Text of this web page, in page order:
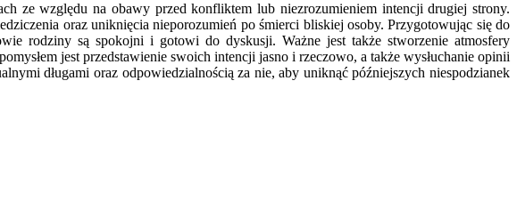
ze względu na obawy przed konfliktem lub niezrozumieniem intencji drugiej strony.
oraz uniknięcia nieporozumień po śmierci bliskiej osoby. Przygotowując się do
rodziny są spokojni i gotowi do dyskusji. Ważne jest także stworzenie atmosfery
jest przedstawienie swoich intencji jasno i rzeczowo, a także wysłuchanie opinii
długami oraz odpowiedzialnością za nie, aby uniknąć późniejszych niespodzianek